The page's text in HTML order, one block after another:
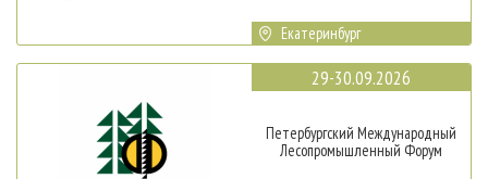
Екатеринбург
29-30.09.2026
Петербургский Международный
Лесопромышленный Форум